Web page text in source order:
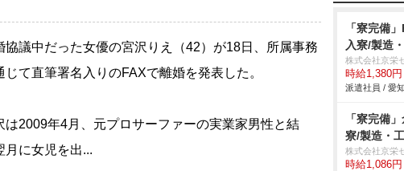
議中だった女優の宮沢りえ（42）が18日、所属事務
じて直筆署名入りのFAXで離婚を発表した。
2009年4月、元プロサーファーの実業家男性と結
月に女児を出...
「寮完備
入寮/製造
株式会社京栄
時給1,380
派遣社員 / 愛
「寮完備
寮/製造・
株式会社京栄
時給1,086